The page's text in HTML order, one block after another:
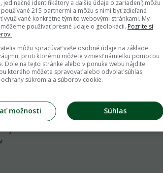
Inzercia
jedinečné identifikátory a ďalšie údaje o zariadení) môžu
215 partnermi a môžu s nimi byť zdieľané
využívané konkrétne týmito webovými stránkami. My
používať presné údaje o geolokácii. Pozrite si
môžu spracúvať vaše osobné údaje na základe
proti ktorému môžete vzniesť námietku pomocou
Dole na tejto stránke alebo v ponuke webu nájdite
ktorého môžete spravovať alebo odvolať súhlas
súkromia a súborov cookie.
Súhlas
možnosti